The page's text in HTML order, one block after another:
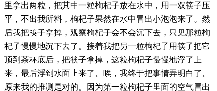
里拿出两粒，把其中一粒枸杞子放在水中，用一双筷子压
平，不出我所料，枸杞子果然在水中冒出小泡泡来了。然
后我把筷子拿掉，观察枸杞子会不会沉下去，只见那粒枸
杞子慢慢地沉下去了。接着我把另一粒枸杞子用筷子把它
顶到茶杯底后，把筷子拿掉，这粒枸杞子慢慢地浮了上
来，最后浮到水面上来了。唉，我终于把事情弄明白了。
原来我的推测是对的。因为第一粒枸杞子里面的空气冒出